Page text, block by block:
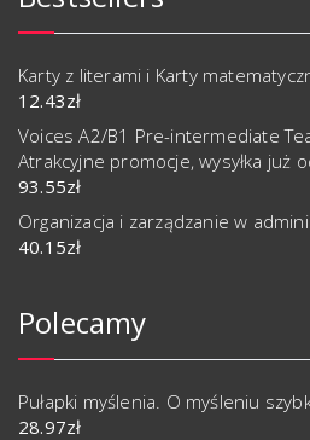
Karty z literami i Karty
12.43zł
Voices A2/B1 Pre-intermediate
Atrakcyjne promocje, wysyłka już
93.55zł
Organizacja i zarządzanie w
40.15zł
Polecamy
Pułapki myślenia. O myśleniu
28.97zł